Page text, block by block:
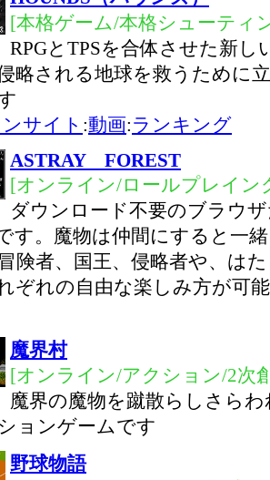
[本格ゲーム/本格シューティ
RPGとTPSを合体させた新し
略される地球を救うために
サイト :動画:ランキング
ASTRAY FOREST
[オンライン/ロールプレイン
ダウンロード不要のブラウ
す。魔物は仲間にすると一
険者、国王、侵略者や、は
ぞれの自由な楽しみ方が可
魔界村
[オンライン/アクション/2次
魔界の魔物を蹴散らしさら
ョンゲームです
野球物語